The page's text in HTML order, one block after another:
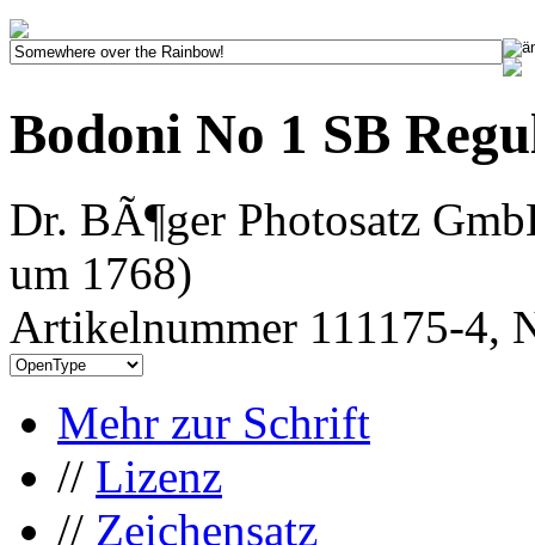
Bodoni No 1 SB
Dr. BÃ¶ger Photosatz
um 1768)
Artikelnummer 111175-4,
Mehr zur Schrift
// Lizenz
// Zeichensatz